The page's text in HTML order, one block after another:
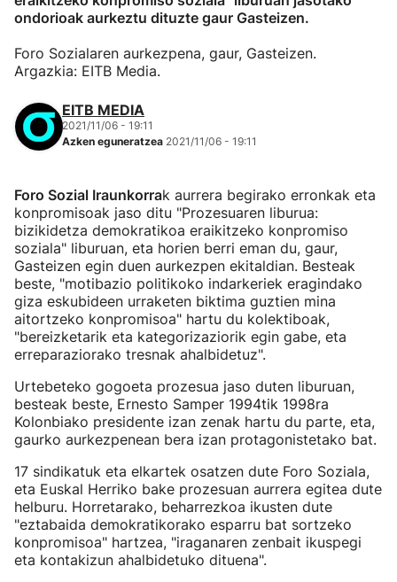
ondorioak aurkeztu dituzte gaur Gasteizen.
Foro Sozialaren aurkezpena, gaur, Gasteizen.
Argazkia: EITB Media.
EITB MEDIA
2021/11/06 - 19:11
Azken eguneratzea 2021/11/06 - 19:11
Foro Sozial Iraunkorrak aurrera begirako erronkak eta
konpromisoak jaso ditu "Prozesuaren liburua:
bizikidetza demokratikoa eraikitzeko konpromiso
soziala" liburuan, eta horien berri eman du, gaur,
Gasteizen egin duen aurkezpen ekitaldian. Besteak
beste, "motibazio politikoko indarkeriek eragindako
giza eskubideen urraketen biktima guztien mina
aitortzeko konpromisoa" hartu du kolektiboak,
"bereizketarik eta kategorizaziorik egin gabe, eta
erreparaziorako tresnak ahalbidetuz".
Urtebeteko gogoeta prozesua jaso duten liburuan,
besteak beste, Ernesto Samper 1994tik 1998ra
Kolonbiako presidente izan zenak hartu du parte, eta,
gaurko aurkezpenean bera izan protagonistetako bat.
17 sindikatuk eta elkartek osatzen dute Foro Soziala,
eta Euskal Herriko bake prozesuan aurrera egitea dute
helburu. Horretarako, beharrezkoa ikusten dute
"eztabaida demokratikorako esparru bat sortzeko
konpromisoa" hartzea, "iraganaren zenbait ikuspegi
eta kontakizun ahalbidetuko dituena".